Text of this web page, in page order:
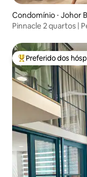
Condomínio ⋅ Johor
Pinnacle 2 quartos |
Entre os melhores
Preferido dos